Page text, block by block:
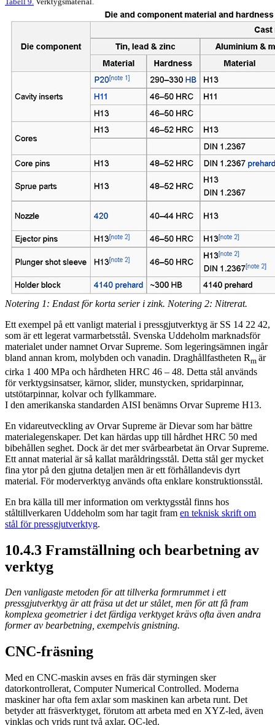
Notering 1: Endast för korta serier i zink. Notering 2: Nitrerat.
Ett exempel på ett vanligt material i pressgjutverktyg är SS 14 22 42,
som är ett legerat varmarbets­stål. Svenska Uddeholm marknadsför
materialet under namnet Orvar Supreme. Som legeringsämnen ingår
bland annan krom, molybden och vanadin. Draghållfastheten Rm är
cirka 1 400 MPa och hård­heten HRC 46 – 48. Detta stål används
för verktygsinsatser, kärnor, slider, munstycken, spridarpinnar,
utstötarpinnar, kolvar och fyllkammare.
I den amerikanska standarden AISI benämns Orvar Supreme H13.
En vidareutveckling av Orvar Supreme är Dievar som har bättre
materialegenskaper. Det kan härdas upp till hårdhet HRC 50 med
bibehållen seghet. Dock är det mer svårbearbetat än Orvar Supreme.
Ett annat material är så kallat maråldringsstål. Detta stål ger mycket
fina ytor på den gjutna detaljen men är ett förhållandevis dyrt
material. För moderverktyg används ofta enklare konstruktionsstål.
En bra källa till mer information om verktygsstål finns hos
ståltillverkaren Uddeholm som har tagit fram en teknisk skrift om
stål för pressgjutverktyg.
10.4.3 Framställning och bearbetning av
verktyg
Den vanligaste metoden för att tillverka formrummet i ett
pressgjutverktyg är att fräsa ut det ur stålet, men för att få fram
komplexa geometrier i det färdiga verktyget krävs ofta även andra
former av bearbetning, exempelvis gnistning.
CNC-fräsning
Med en CNC-maskin avses en fräs där styrningen sker
datorkontrollerat, Computer Numerical Controlled. Moderna
maskiner har ofta fem axlar som maskinen kan arbeta runt. Det
betyder att fräsverktyget, förutom att arbeta med en XYZ-led, även
vinklas och vrids runt två axlar, QC-led.